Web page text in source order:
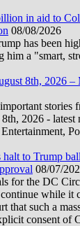
in aid to
08/08/2026
has been
him a "smart,
8th, 2026 –
stories
2026 - latest
halt to Trump
08/07/
for the DC
while it
that such a
consent of